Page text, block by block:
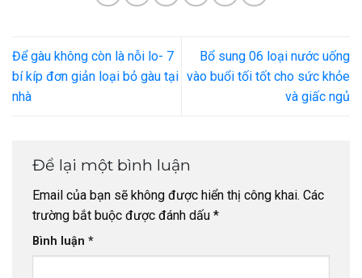
Để gàu không còn là nỗi lo- 7
bí kíp đơn giản loại bỏ gàu tại
nhà
Bổ sung 06 loại nước uống
vào buổi tối tốt cho sức khỏe
và giấc ngủ
Để lại một bình luận
Email của bạn sẽ không được hiển thị công khai. Các
trường bắt buộc được đánh dấu *
Bình luận *